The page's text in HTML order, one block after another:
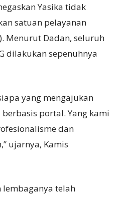
Yasika tidak
satuan pelayanan
Menurut Dadan, seluruh
dilakukan sepenuhnya
yang mengajukan
portal. Yang kami
dan
ujarnya, Kamis
lembaganya telah